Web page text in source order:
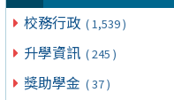
校務行政 ( 1,539 )
升學資訊 ( 245 )
獎助學金 ( 37 )